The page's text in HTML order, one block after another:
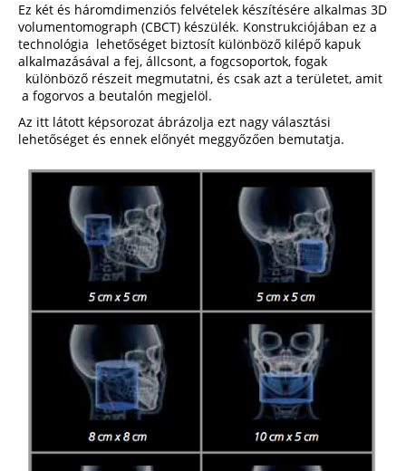
Ez két és háromdimenziós felvételek készítésére alkalmas 3D
volumentomograph (CBCT) készülék. Konstrukciójában ez a
technológia lehetőséget biztosít különböző kilépő kapuk
alkalmazásával a fej, állcsont, a fogcsoportok, fogak
különböző részeit megmutatni, és csak azt a területet, amit
a fogorvos a beutalón megjelöl.
Az itt látott képsorozat ábrázolja ezt nagy választási
lehetőséget és ennek előnyét meggyőzően bemutatja.